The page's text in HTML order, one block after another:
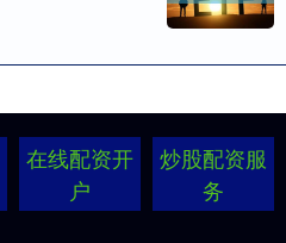
在线配资开
户
炒股配资服
务